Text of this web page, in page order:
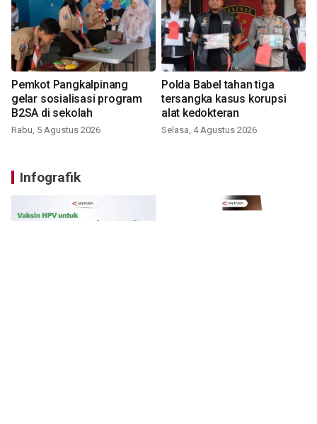
Pemkot Pangkalpinang
gelar sosialisasi program
B2SA di sekolah
Rabu, 5 Agustus 2026
Polda Babel tahan tiga
tersangka kasus korupsi
alat kedokteran
Selasa, 4 Agustus 2026
Infografik